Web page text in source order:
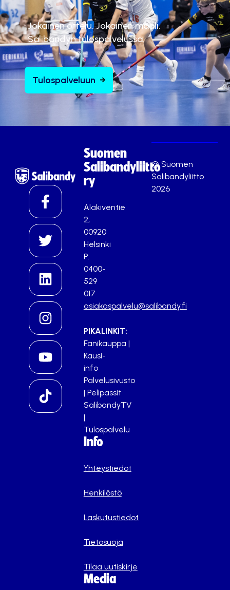
Jokainen ottelu. Jokainen maali.
Salibandyn tulospalvelussa.
Tulospalveluun
Suomen
Salibandyliitto
ry
Alakiventie
2,
00920
Helsinki
P.
0400-
529
017
asiakaspalvelu@salibandy.fi
PIKALINKIT:
Fanikauppa |
Kausi-
info
Palvelusivusto
| Pelipassit
SalibandyTV
|
Tulospalvelu
Info
Yhteystiedot
Henkilöstö
Laskutustiedot
Tietosuoja
Tilaa uutiskirje
Media
© Suomen
Salibandyliitto
2026